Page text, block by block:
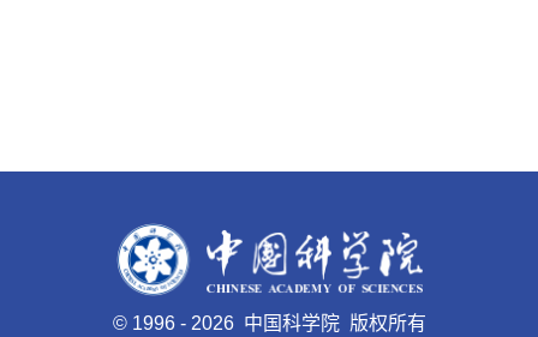
© 1996 - 2026 中国科学院 版权所有